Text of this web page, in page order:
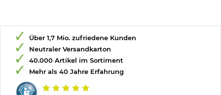
Über 1,7 Mio. zufriedene Kunden
Neutraler Versandkarton
40.000 Artikel im Sortiment
Mehr als 40 Jahre Erfahrung